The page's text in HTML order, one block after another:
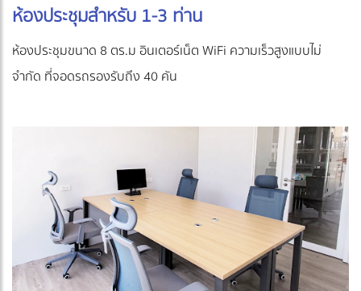
ห้องประชุมสำหรับ 1-3 ท่าน
ห้องประชุมขนาด 8 ตร.ม อินเตอร์เน็ต WiFi ความเร็วสูงแบบไม่
จำกัด ที่จอดรถรองรับถึง 40 คัน